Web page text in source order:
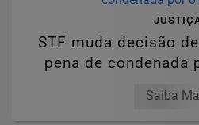
STF muda decisão
pena de condenada
Saiba